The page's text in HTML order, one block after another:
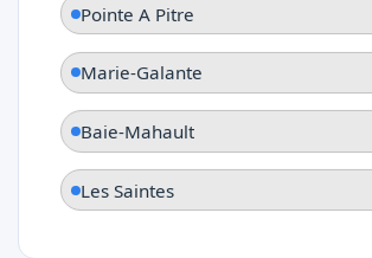
Pointe A Pitre
Marie-Galante
Baie-Mahault
Les Saintes